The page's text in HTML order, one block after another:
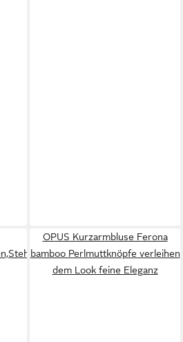
4
OPUS Kurzarmbluse Ferona
bamboo Perlmuttknöpfe verleihen
dem Look feine Eleganz